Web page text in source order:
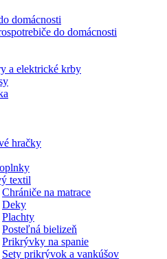
domácnosti
do domácnosti
a elektrické krby
hračky
textil
Chrániče na matrace
Deky
Plachty
Posteľná bielizeň
Prikrývky na spanie
Sety prikrývok a vankúšov